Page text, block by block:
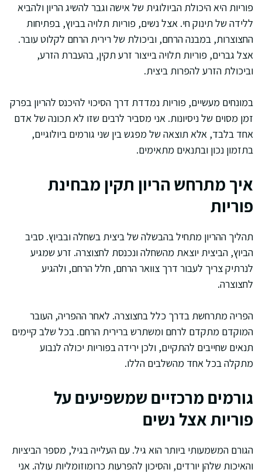
פוריות היא היכולת הביולוגית של אישה וגבר להשיג הריון ולהביא
ללידה של תינוק חי. אצל נשים, פוריות תלויה בביוץ, בפתיחות
החצוצרות, במבנה הרחם, וביכולת של רירית הרחם לקלוט עובר.
אצל גברים, פוריות תלויה בייצור זרע תקין, בהעברת הזרע,
וביכולת הזרע להפרות ביצית.
במונחים מעשיים, פוריות נמדדת דרך הסיכוי להיכנס להריון בפרק
זמן מסוים של ניסיונות. אני מסביר לרבים שזו לא תכונה של אדם
אחד בלבד, אלא תוצאה של מפגש בין שני גורמים ביולוגיים,
בתזמון נכון ובתנאים מתאימים.
איך מתרחש הריון תקין מבחינת
פוריות
תהליך ההריון מתחיל בהבשלה של ביצית בשחלה ובביוץ. סביב
הביוץ, הביצית יוצאת מהשחלה ונכנסת לחצוצרה. זרע שמגיע
לנרתיק צריך לעבור דרך צוואר הרחם, חלל הרחם, ולהגיע
לחצוצרה.
הפריה מתרחשת בדרך כלל בחצוצרה. לאחר ההפריה, העובר
המוקדם מתקדם לרחם ומשתרש ברירית הרחם. בכל שלב קיימים
תנאים שחייבים להתקיים, ולכן ירידה בפוריות יכולה לנבוע
מתקלה בכל אחד מהשלבים הללו.
גורמים מרכזיים שמשפיעים על
פוריות אצל נשים
הגורם המשמעותי ביותר הוא גיל. עם העלייה בגיל, מספר הביציות
והאיכות שלהן יורדים, והסיכון להפרעות כרומוזומליות עולה. אני